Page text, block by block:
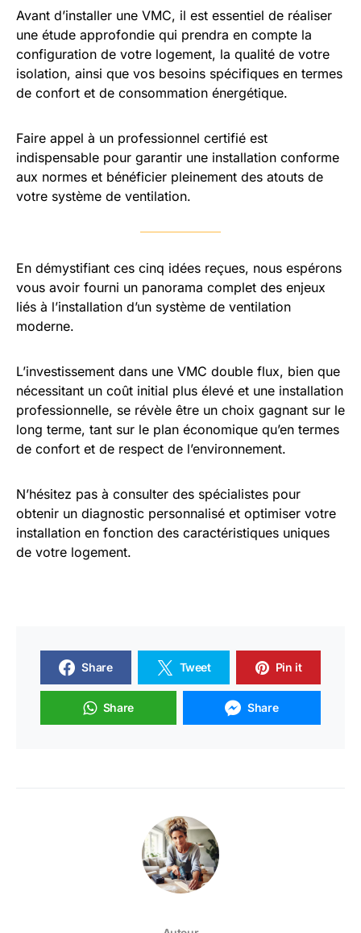
Avant d’installer une VMC, il est essentiel de réaliser
une étude approfondie qui prendra en compte la
configuration de votre logement, la qualité de votre
isolation, ainsi que vos besoins spécifiques en termes
de confort et de consommation énergétique.
Faire appel à un professionnel certifié est
indispensable pour garantir une installation conforme
aux normes et bénéficier pleinement des atouts de
votre système de ventilation.
En démystifiant ces cinq idées reçues, nous espérons
vous avoir fourni un panorama complet des enjeux
liés à l’installation d’un système de ventilation
moderne.
L’investissement dans une VMC double flux, bien que
nécessitant un coût initial plus élevé et une installation
professionnelle, se révèle être un choix gagnant sur le
long terme, tant sur le plan économique qu’en termes
de confort et de respect de l’environnement.
N’hésitez pas à consulter des spécialistes pour
obtenir un diagnostic personnalisé et optimiser votre
installation en fonction des caractéristiques uniques
de votre logement.
Share Tweet Pin it
Share Share